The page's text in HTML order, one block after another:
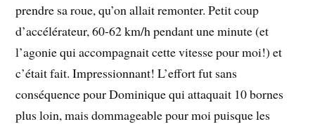
prendre sa roue, qu’on allait remonter. Petit coup
d’accélérateur, 60-62 km/h pendant une minute (et
l’agonie qui accompagnait cette vitesse pour moi!) et
c’était fait. Impressionnant! L’effort fut sans
conséquence pour Dominique qui attaquait 10 bornes
plus loin, mais dommageable pour moi puisque les